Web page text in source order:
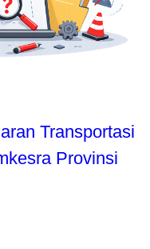
Transportasi
Provinsi